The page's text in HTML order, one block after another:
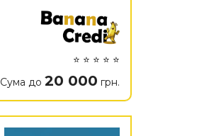
⭐ ⭐ ⭐ ⭐ ⭐
Сума до 20 000 грн.